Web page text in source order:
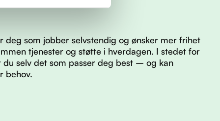
deg som jobber selvstendig og ønsker mer frihet
tjenester og støtte i hverdagen. I stedet for
du selv det som passer deg best – og kan
behov.